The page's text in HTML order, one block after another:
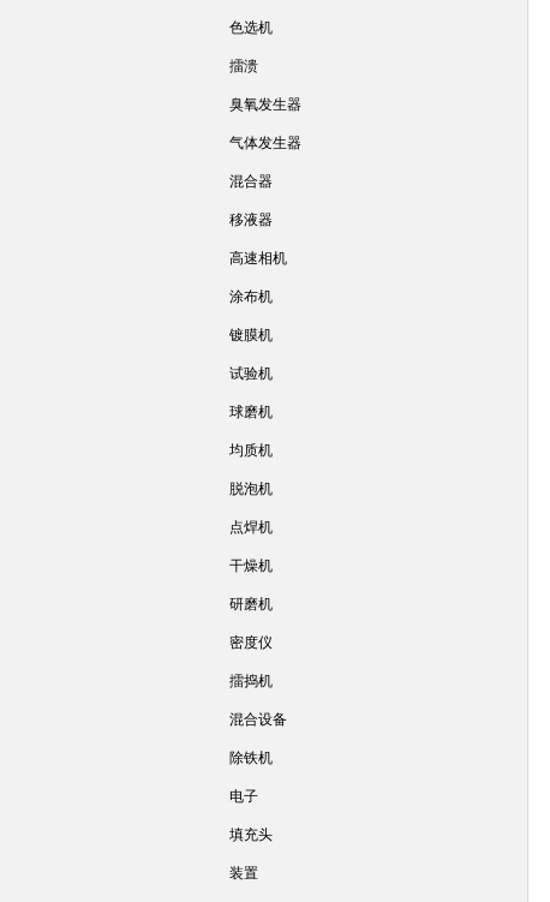
色选机
擂溃
臭氧发生器
气体发生器
混合器
移液器
高速相机
涂布机
镀膜机
试验机
球磨机
均质机
脱泡机
点焊机
干燥机
研磨机
密度仪
擂捣机
混合设备
除铁机
电子
填充头
装置